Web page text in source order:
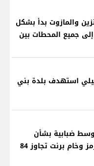
والمازوت بدأ بشكل
جميع المحطات بين
استهدف بلدة بني
وسط ضبابية بشأن
إعادة فتح مضيق هرمز وخام برنت تجاوز 84